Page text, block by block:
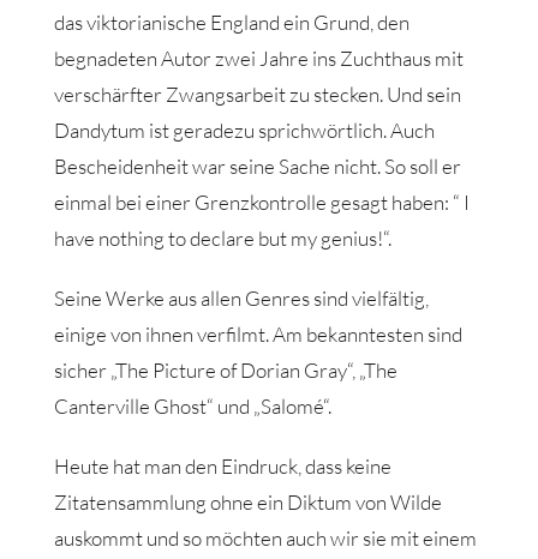
das viktorianische England ein Grund, den
begnadeten Autor zwei Jahre ins Zuchthaus mit
verschärfter Zwangsarbeit zu stecken. Und sein
Dandytum ist geradezu sprichwörtlich. Auch
Bescheidenheit war seine Sache nicht. So soll er
einmal bei einer Grenzkontrolle gesagt haben: “ I
have nothing to declare but my genius!“.
Seine Werke aus allen Genres sind vielfältig,
einige von ihnen verfilmt. Am bekanntesten sind
sicher „The Picture of Dorian Gray“, „The
Canterville Ghost“ und „Salomé“.
Heute hat man den Eindruck, dass keine
Zitatensammlung ohne ein Diktum von Wilde
auskommt und so möchten auch wir sie mit einem